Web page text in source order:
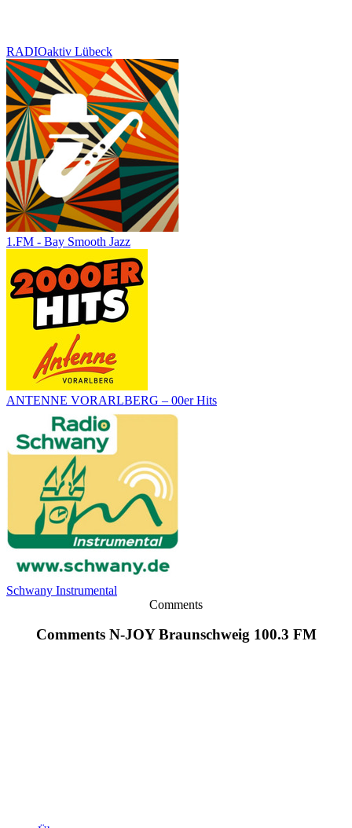
RADIOaktiv Lübeck
1.FM - Bay Smooth Jazz
ANTENNE VORARLBERG – 00er Hits
Schwany Instrumental
Comments
Comments N-JOY Braunschweig 100.3 FM